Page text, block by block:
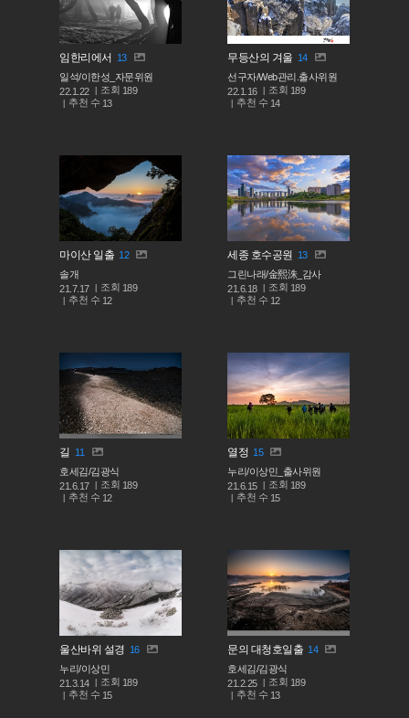
임한리에서
13
일석/이한성_자문위원
22.1.22
조회 189
추천 수 13
무등산의 겨울 14
선구자/Web관리.출사위원
22.1.16
조회 189
추천 수 14
마이산 일출 12
솔개
21.7.17
조회 189
추천 수 12
세종 호수공원
13
그린나래/金熙洙_감사
21.6.18
조회 189
추천 수 12
길
11
호세김/김광식
21.6.17
조회 189
추천 수 12
열정 15
누리/이상민_출사위원
21.6.15
조회 189
추천 수 15
울산바위 설경 16
누리/이상민
21.3.14
조회 189
추천 수 15
문의 대청호일출 14
호세김/김광식
21.2.25
조회 189
추천 수 13